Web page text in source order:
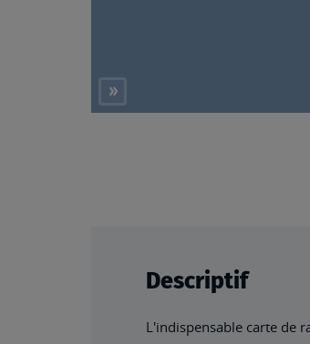
Descriptif
L'indispensable carte de